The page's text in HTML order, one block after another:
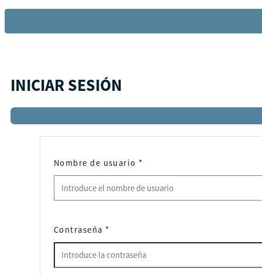
INICIAR SESIÓN
Nombre de usuario *
Contraseña *